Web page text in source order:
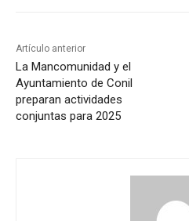
Artículo anterior
La Mancomunidad y el
Ayuntamiento de Conil
preparan actividades
conjuntas para 2025